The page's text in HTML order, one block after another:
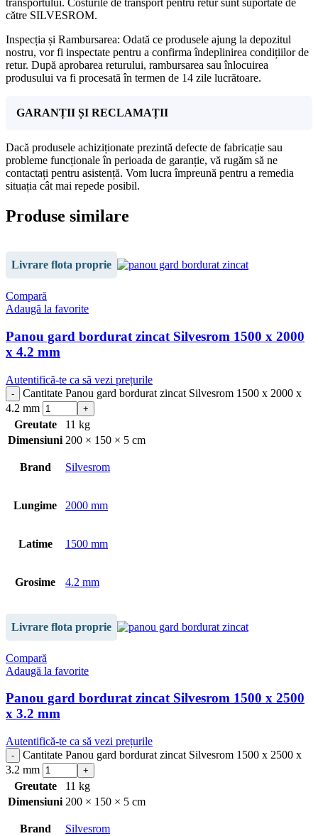
transportului. Costurile de transport pentru retur sunt suportate de
către SILVESROM.
Inspecția și Rambursarea: Odată ce produsele ajung la depozitul
nostru, vor fi inspectate pentru a confirma îndeplinirea condițiilor de
retur. După aprobarea returului, rambursarea sau înlocuirea
produsului va fi procesată în termen de 14 zile lucrătoare.
GARANȚII ȘI RECLAMAȚII
Dacă produsele achiziționate prezintă defecte de fabricație sau
probleme funcționale în perioada de garanție, vă rugăm să ne
contactați pentru asistență. Vom lucra împreună pentru a remedia
situația cât mai repede posibil.
Produse similare
Livrare flota proprie
Compară
Adaugă la favorite
Panou gard bordurat zincat Silvesrom 1500 x 2000
x 4.2 mm
Autentifică-te ca să vezi prețurile
Cantitate Panou gard bordurat zincat Silvesrom 1500 x 2000 x
4.2 mm
Greutate
11 kg
Dimensiuni 200 × 150 × 5 cm
Brand Silvesrom
Lungime 2000 mm
Latime 1500 mm
Grosime 4.2 mm
Livrare flota proprie
Compară
Adaugă la favorite
Panou gard bordurat zincat Silvesrom 1500 x 2500
x 3.2 mm
Autentifică-te ca să vezi prețurile
Cantitate Panou gard bordurat zincat Silvesrom 1500 x 2500 x
3.2 mm
Greutate
11 kg
Dimensiuni 200 × 150 × 5 cm
Brand Silvesrom